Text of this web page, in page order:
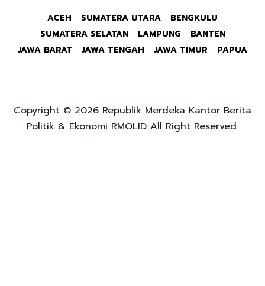
ACEH SUMATERA UTARA
BENGKULU
SUMATERA SELATAN
LAMPUNG
BANTEN
JAWA BARAT
JAWA TENGAH JAWA TIMUR PAPUA
Copyright © 2026 Republik Merdeka Kantor Berita
Politik & Ekonomi RMOLID All Right Reserved.